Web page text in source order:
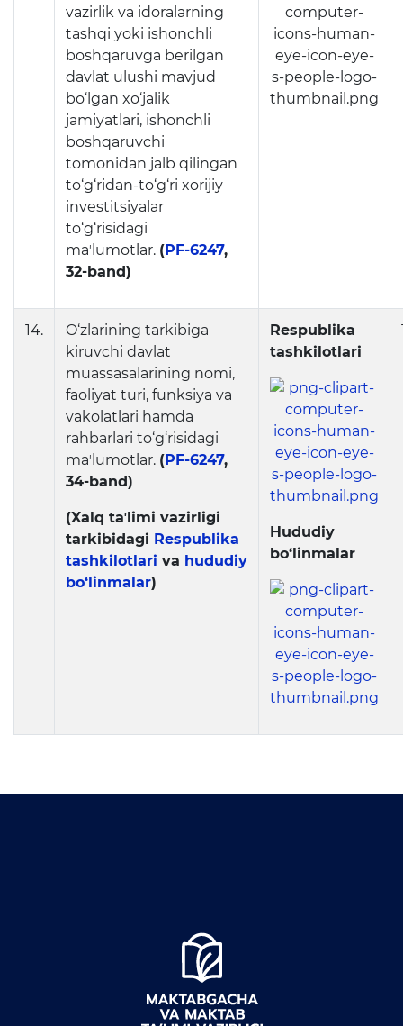
vazirlik va idoralarning
tashqi yoki ishonchli
boshqaruvga berilgan
davlat ulushi mavjud
bo‘lgan xo‘jalik
jamiyatlari, ishonchli
boshqaruvchi
tomonidan jalb qilingan
to‘g‘ridan-to‘g‘ri xorijiy
investitsiyalar
to‘g‘risidagi
maʼlumotlar. (PF-6247,
32-band)
14.
O‘zlarining tarkibiga
kiruvchi davlat
muassasalarining nomi,
faoliyat turi, funksiya va
vakolatlari hamda
rahbarlari to‘g‘risidagi
maʼlumotlar. (PF-6247,
34-band)
(Xalq taʼlimi vazirligi
tarkibidagi Respublika
tashkilotlari va hududiy
bo‘linmalar)
Respublika
tashkilotlari
Hududiy
bo‘linmalar